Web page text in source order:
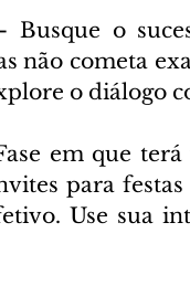
Busque o
não cometa
o diálogo
em que
para
Use sua